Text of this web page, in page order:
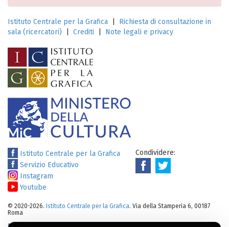
Istituto Centrale per la Grafica
Richiesta di consultazione in
sala (ricercatori)
Crediti Note legali e privacy
Istituto Centrale per la Grafica
Servizio Educativo
Instagram
Youtube
Condividere:
© 2020-2026. Istituto Centrale per la Grafica. Via della Stamperia 6, 00187
Roma